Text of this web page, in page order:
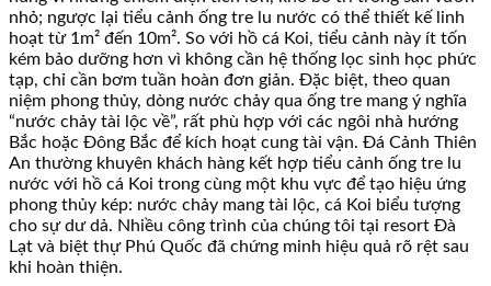
nhỏ; ngược lại tiểu cảnh ống tre lu nước có thể thiết kế linh
hoạt từ 1m² đến 10m². So với hồ cá Koi, tiểu cảnh này ít tốn
kém bảo dưỡng hơn vì không cần hệ thống lọc sinh học phức
tạp, chỉ cần bơm tuần hoàn đơn giản. Đặc biệt, theo quan
niệm phong thủy, dòng nước chảy qua ống tre mang ý nghĩa
“nước chảy tài lộc về”, rất phù hợp với các ngôi nhà hướng
Bắc hoặc Đông Bắc để kích hoạt cung tài vận. Đá Cảnh Thiên
An thường khuyên khách hàng kết hợp tiểu cảnh ống tre lu
nước với hồ cá Koi trong cùng một khu vực để tạo hiệu ứng
phong thủy kép: nước chảy mang tài lộc, cá Koi biểu tượng
cho sự dư dả. Nhiều công trình của chúng tôi tại resort Đà
Lạt và biệt thự Phú Quốc đã chứng minh hiệu quả rõ rệt sau
khi hoàn thiện.